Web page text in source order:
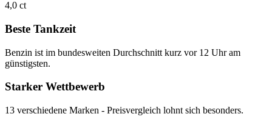
4,0 ct
Beste Tankzeit
Benzin ist im bundesweiten Durchschnitt kurz vor 12 Uhr am
günstigsten.
Starker Wettbewerb
13 verschiedene Marken - Preisvergleich lohnt sich besonders.